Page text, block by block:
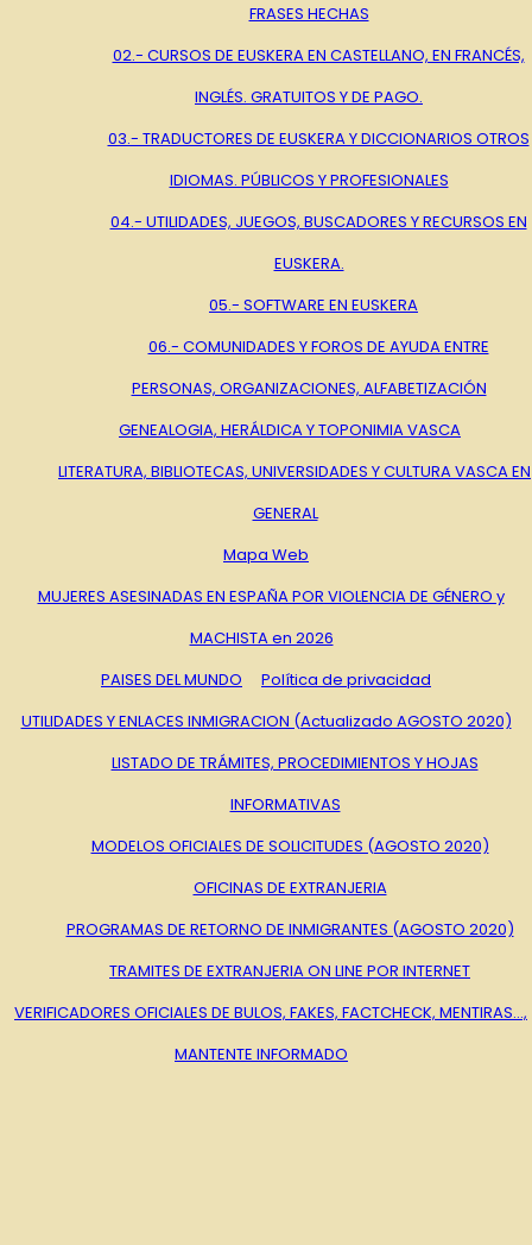
FRASES HECHAS
02.- CURSOS DE EUSKERA EN CASTELLANO, EN FRANCÉS,
INGLÉS. GRATUITOS Y DE PAGO.
03.- TRADUCTORES DE EUSKERA Y DICCIONARIOS OTROS
IDIOMAS. PÚBLICOS Y PROFESIONALES
04.- UTILIDADES, JUEGOS, BUSCADORES Y RECURSOS EN
EUSKERA.
05.- SOFTWARE EN EUSKERA
06.- COMUNIDADES Y FOROS DE AYUDA ENTRE
PERSONAS, ORGANIZACIONES, ALFABETIZACIÓN
GENEALOGIA, HERÁLDICA Y TOPONIMIA VASCA
LITERATURA, BIBLIOTECAS, UNIVERSIDADES Y CULTURA VASCA EN
GENERAL
Mapa Web
MUJERES ASESINADAS EN ESPAÑA POR VIOLENCIA DE GÉNERO y
MACHISTA en 2026
PAISES DEL MUNDO
Política de privacidad
UTILIDADES Y ENLACES INMIGRACION (Actualizado AGOSTO 2020)
LISTADO DE TRÁMITES, PROCEDIMIENTOS Y HOJAS
INFORMATIVAS
MODELOS OFICIALES DE SOLICITUDES (AGOSTO 2020)
OFICINAS DE EXTRANJERIA
PROGRAMAS DE RETORNO DE INMIGRANTES (AGOSTO 2020)
TRAMITES DE EXTRANJERIA ON LINE POR INTERNET
VERIFICADORES OFICIALES DE BULOS, FAKES, FACTCHECK, MENTIRAS…,
MANTENTE INFORMADO